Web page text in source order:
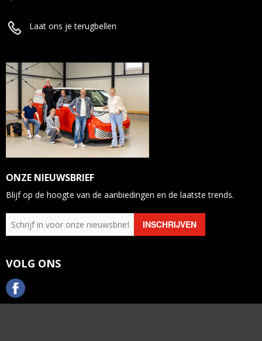
Laat ons je terugbellen
ONZE NIEUWSBRIEF
Blijf op de hoogte van de aanbiedingen en de laatste trends.
VOLG ONS